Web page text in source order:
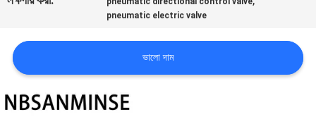
খবর
উদ্ধৃতির
জন্য
আবেদন
pneumatic electric valve
ভালো দাম